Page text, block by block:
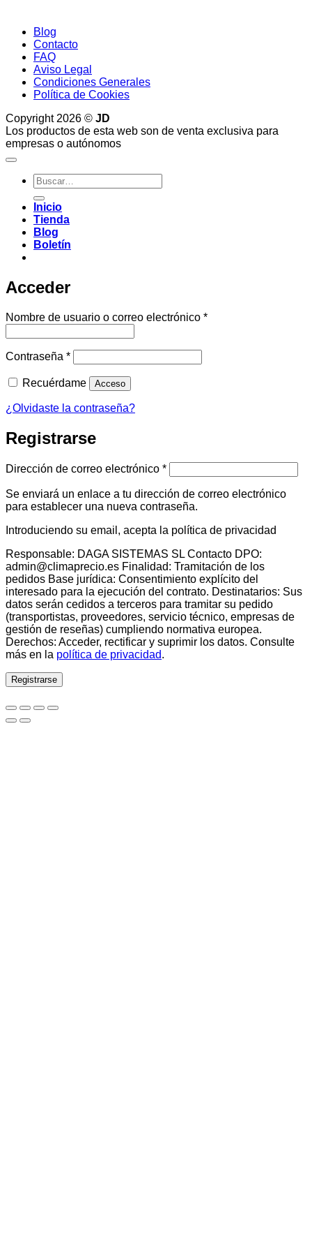
Blog
Contacto
FAQ
Aviso Legal
Condiciones Generales
Política de Cookies
Copyright 2026 © JD
Los productos de esta web son de venta exclusiva para
empresas o autónomos
Buscar
por:
Inicio
Tienda
Blog
Boletín
Acceder
Nombre de usuario o correo electrónico *Obligatorio
Contraseña *Obligatorio
Recuérdame Acceso
¿Olvidaste la contraseña?
Registrarse
Dirección de correo electrónico *Obligatorio
Se enviará un enlace a tu dirección de correo electrónico
para establecer una nueva contraseña.
Introduciendo su email, acepta la política de privacidad
Responsable: DAGA SISTEMAS SL Contacto DPO:
admin@climaprecio.es Finalidad: Tramitación de los
pedidos Base jurídica: Consentimiento explícito del
interesado para la ejecución del contrato. Destinatarios: Sus
datos serán cedidos a terceros para tramitar su pedido
(transportistas, proveedores, servicio técnico, empresas de
gestión de reseñas) cumpliendo normativa europea.
Derechos: Acceder, rectificar y suprimir los datos. Consulte
más en la política de privacidad.
Registrarse